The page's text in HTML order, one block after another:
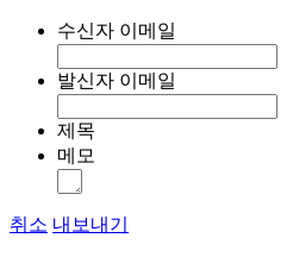
수신자 이메일
발신자 이메일
제목
메모
취소 내보내기